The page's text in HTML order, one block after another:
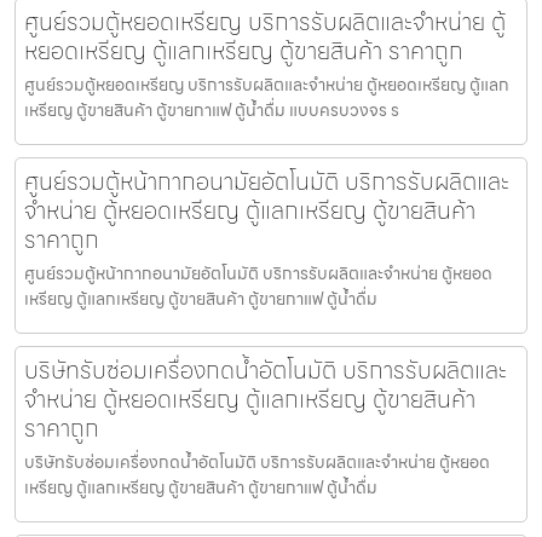
ศูนย์รวมตู้หยอดเหรียญ บริการรับผลิตและจำหน่าย ตู้
หยอดเหรียญ ตู้แลกเหรียญ ตู้ขายสินค้า ราคาถูก
ศูนย์รวมตู้หยอดเหรียญ บริการรับผลิตและจำหน่าย ตู้หยอดเหรียญ ตู้แลก
เหรียญ ตู้ขายสินค้า ตู้ขายกาแฟ ตู้น้ำดื่ม แบบครบวงจร ร
ศูนย์รวมตู้หน้ากากอนามัย​อัตโนมัติ บริการรับผลิตและ
จำหน่าย ตู้หยอดเหรียญ ตู้แลกเหรียญ ตู้ขายสินค้า
ราคาถูก
ศูนย์รวมตู้หน้ากากอนามัย​อัตโนมัติ บริการรับผลิตและจำหน่าย ตู้หยอด
เหรียญ ตู้แลกเหรียญ ตู้ขายสินค้า ตู้ขายกาแฟ ตู้น้ำดื่ม
บริษัทรับซ่อมเครื่องกดน้ำอัตโนมัติ บริการรับผลิตและ
จำหน่าย ตู้หยอดเหรียญ ตู้แลกเหรียญ ตู้ขายสินค้า
ราคาถูก
บริษัทรับซ่อมเครื่องกดน้ำอัตโนมัติ บริการรับผลิตและจำหน่าย ตู้หยอด
เหรียญ ตู้แลกเหรียญ ตู้ขายสินค้า ตู้ขายกาแฟ ตู้น้ำดื่ม